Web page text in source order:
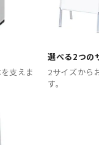
支えま
選べる2つの
2サイズから
す。